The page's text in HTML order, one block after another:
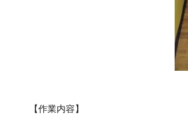
【作業内容】